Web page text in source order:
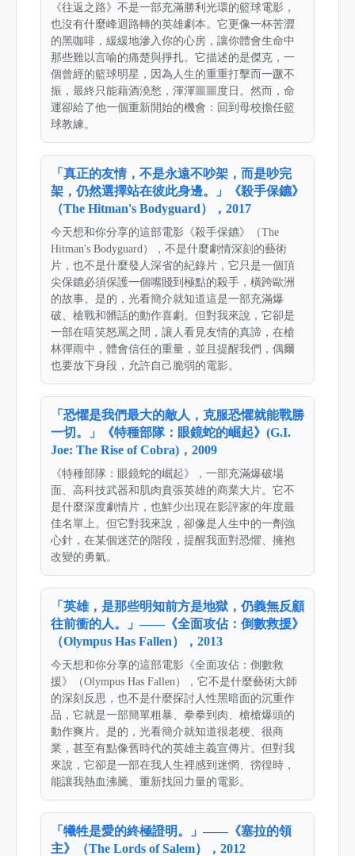
《往返之路》不是一部充滿勝利光環的籃球電影，
也沒有什麼峰迴路轉的英雄劇本。它更像一杯苦澀
的黑咖啡，緩緩地滲入你的心房，讓你體會生命中
那些難以言喻的痛楚與掙扎。它描述的是傑克，一
個曾經的籃球明星，因為人生的重重打擊而一蹶不
振，最終只能藉酒澆愁，渾渾噩噩度日。然而，命
運卻給了他一個重新開始的機會：回到母校擔任籃
球教練。
「真正的友情，不是永遠不吵架，而是吵完
架，仍然選擇站在彼此身邊。」《殺手保鑣》
（The Hitman's Bodyguard），2017
今天想和你分享的這部電影《殺手保鑣》（The
Hitman's Bodyguard），不是什麼劇情深刻的藝術
片，也不是什麼發人深省的紀錄片，它只是一個頂
尖保鑣必須保護一個嘴賤到極點的殺手，橫跨歐洲
的故事。是的，光看簡介就知道這是一部充滿爆
破、槍戰和髒話的動作喜劇。但對我來說，它卻是
一部在嘻笑怒罵之間，讓人看見友情的真諦，在槍
林彈雨中，體會信任的重量，並且提醒我們，偶爾
也要放下身段，允許自己脆弱的電影。
「恐懼是我們最大的敵人，克服恐懼就能戰勝
一切。」《特種部隊：眼鏡蛇的崛起》(G.I.
Joe: The Rise of Cobra)，2009
《特種部隊：眼鏡蛇的崛起》，一部充滿爆破場
面、高科技武器和肌肉賁張英雄的商業大片。它不
是什麼深度劇情片，也鮮少出現在影評家的年度最
佳名單上。但它對我來說，卻像是人生中的一劑強
心針，在某個迷茫的階段，提醒我面對恐懼、擁抱
改變的勇氣。
「英雄，是那些明知前方是地獄，仍義無反顧
往前衝的人。」——《全面攻佔：倒數救援》
（Olympus Has Fallen），2013
今天想和你分享的這部電影《全面攻佔：倒數救
援》（Olympus Has Fallen），它不是什麼藝術大師
的深刻反思，也不是什麼探討人性黑暗面的沉重作
品，它就是一部簡單粗暴、拳拳到肉、槍槍爆頭的
動作爽片。是的，光看簡介就知道很老梗、很商
業，甚至有點像舊時代的英雄主義宣傳片。但對我
來說，它卻是一部在我人生裡感到迷惘、徬徨時，
能讓我熱血沸騰、重新找回力量的電影。
「犧牲是愛的終極證明。」——《塞拉的領
主》（The Lords of Salem），2012